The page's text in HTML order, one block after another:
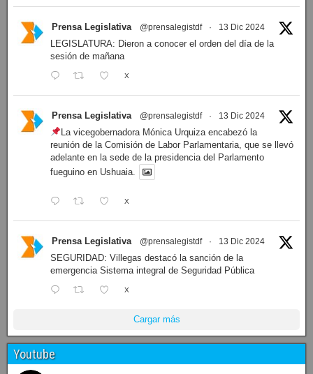
Prensa Legislativa @prensalegistdf · 13 Dic 2024
LEGISLATURA: Dieron a conocer el orden del día de la
sesión de mañana
X
Prensa Legislativa @prensalegistdf · 13 Dic 2024
La vicegobernadora Mónica Urquiza encabezó la
reunión de la Comisión de Labor Parlamentaria, que se llevó
adelante en la sede de la presidencia del Parlamento
fueguino en Ushuaia.
X
Prensa Legislativa @prensalegistdf · 13 Dic 2024
SEGURIDAD: Villegas destacó la sanción de la
emergencia Sistema integral de Seguridad Pública
X
Cargar más
Youtube